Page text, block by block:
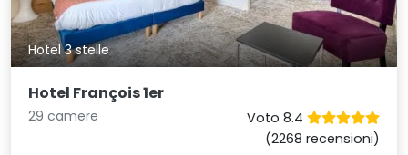
Hotel 3 stelle
Hotel François 1er
29 camere
Voto 8.4
(2268 recensioni)